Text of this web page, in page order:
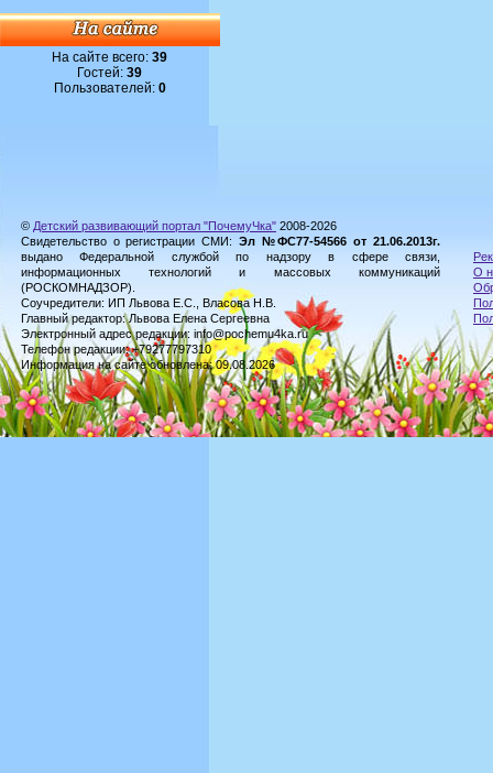
На сайте всего:39
Гостей:39
Пользователей: 0
© Детский развивающий портал "ПочемуЧка" 2008-2026
Свидетельство о регистрации СМИ: Эл №ФС77-54566 от 21.06.2013г.
выдано Федеральной службой по надзору в сфере связи,
информационных технологий и массовых коммуникаций
(РОСКОМНАДЗОР).
Соучредители: ИП Львова Е.С., Власова Н.В.
Главный редактор: Львова Елена Сергеевна
Электронный адрес редакции: info@pochemu4ka.ru
Телефон редакции: +79277797310
Информация на сайте обновлена: 09.08.2026
О